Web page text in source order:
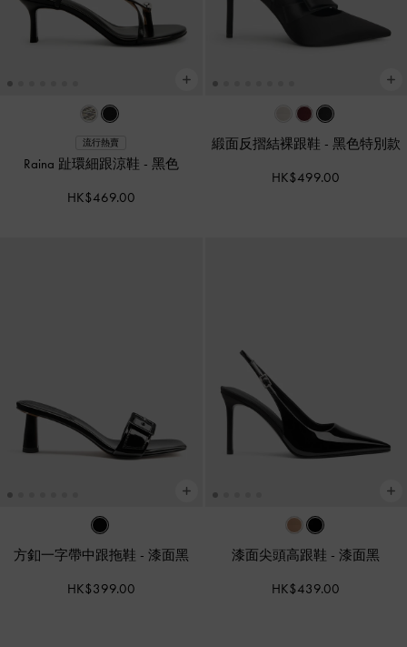
流行熱賣
Raina 趾環細跟涼鞋 - 黑色
HK$469.00
緞面反摺結裸跟鞋 - 黑色特別款
HK$499.00
方釦一字帶中跟拖鞋 - 漆面黑
HK$399.00
漆面尖頭高跟鞋 -漆面黑
HK$439.00